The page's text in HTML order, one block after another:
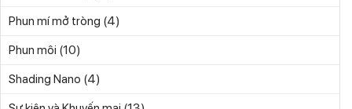
Phun mí mở tròng (4)
Phun môi (10)
Shading Nano (4)